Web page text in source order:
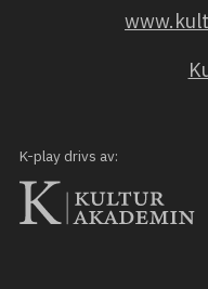
K-play drivs av: